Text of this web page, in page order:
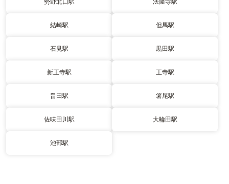
結崎駅 但馬駅
石見駅 黒田駅
新王寺駅 王寺駅
畠田駅 箸尾駅
佐味田川駅 大輪田駅
池部駅